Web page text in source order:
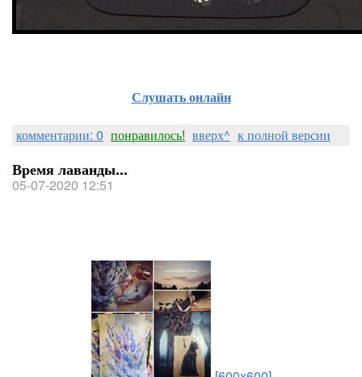
Слушать онлайн
комментарии: 0 понравилось! вверх^ к полной версии
Время лаванды...
05-07-2020 12:51